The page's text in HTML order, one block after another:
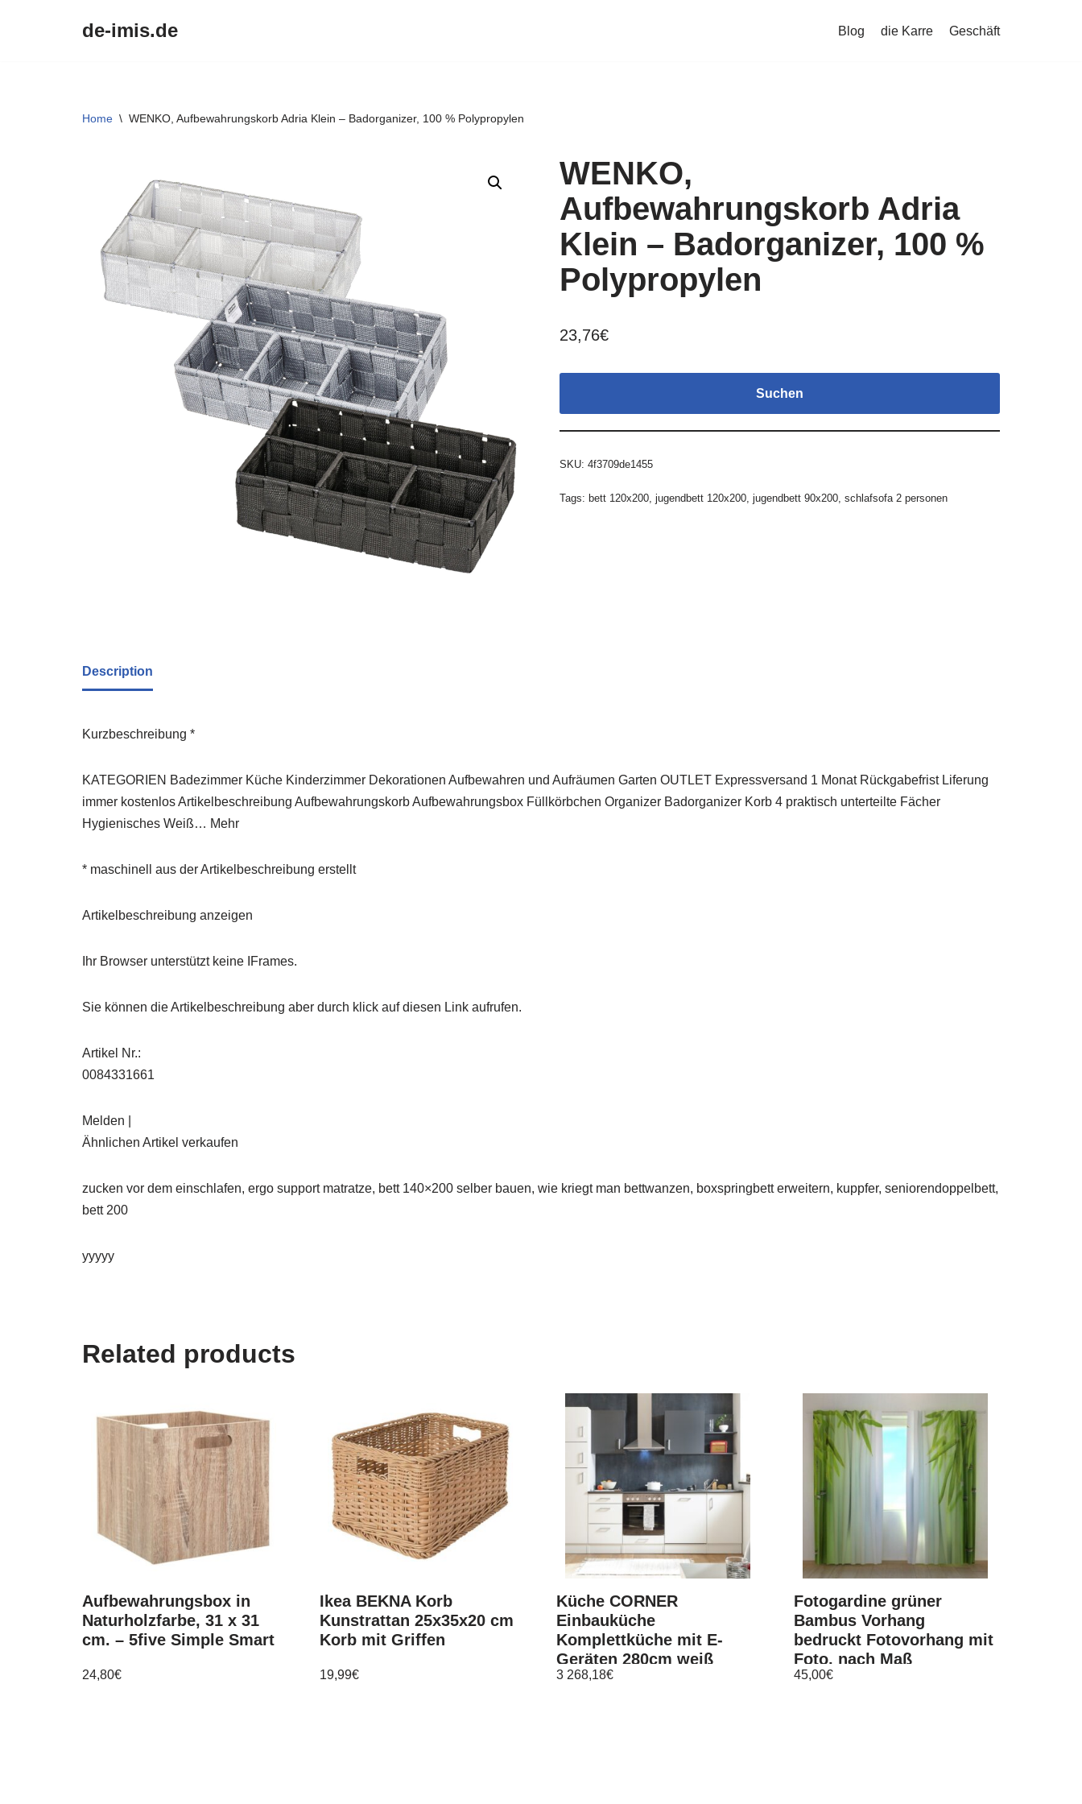
de-imis.de Blog die Karre Geschäft
Home \ WENKO, Aufbewahrungskorb Adria Klein – Badorganizer, 100 % Polypropylen
WENKO,
Aufbewahrungskorb Adria
Klein – Badorganizer, 100 %
Polypropylen
23,76€
Suchen
SKU: 4f3709de1455
Tags: bett 120x200, jugendbett 120x200, jugendbett 90x200, schlafsofa 2 personen
Description
Kurzbeschreibung *
KATEGORIEN Badezimmer Küche Kinderzimmer Dekorationen Aufbewahren und Aufräumen Garten OUTLET Expressversand 1 Monat Rückgabefrist Liferung
immer kostenlos Artikelbeschreibung Aufbewahrungskorb Aufbewahrungsbox Füllkörbchen Organizer Badorganizer Korb 4 praktisch unterteilte Fächer
Hygienisches Weiß… Mehr
* maschinell aus der Artikelbeschreibung erstellt
Artikelbeschreibung anzeigen
Ihr Browser unterstützt keine IFrames.
Sie können die Artikelbeschreibung aber durch klick auf diesen Link aufrufen.
Artikel Nr.:
0084331661
Melden |
Ähnlichen Artikel verkaufen
zucken vor dem einschlafen, ergo support matratze, bett 140×200 selber bauen, wie kriegt man bettwanzen, boxspringbett erweitern, kuppfer, seniorendoppelbett,
bett 200
yyyyy
Related products
Aufbewahrungsbox in
Naturholzfarbe, 31 x 31
cm. – 5five Simple Smart
24,80€
Ikea BEKNA Korb
Kunstrattan 25x35x20 cm
Korb mit Griffen
19,99€
Küche CORNER
Einbauküche
Komplettküche mit E-
Geräten 280cm weiß
3 268,18€
Fotogardine grüner
Bambus Vorhang
bedruckt Fotovorhang mit
Foto, nach Maß
45,00€